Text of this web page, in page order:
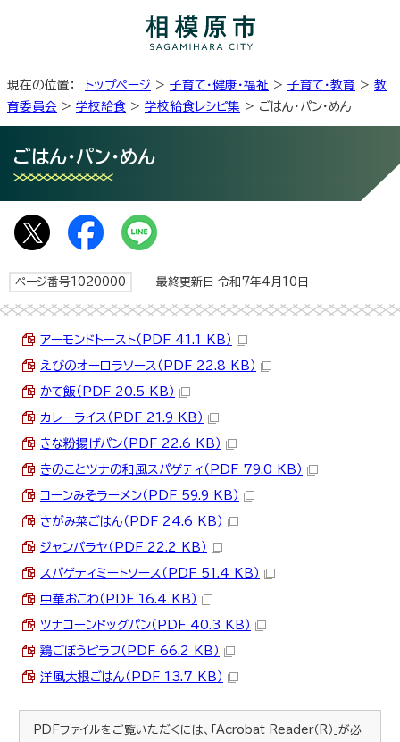
現在の位置： トップページ > 子育て・健康・福祉 > 子育て・教育 > 教
育委員会 > 学校給食 > 学校給食レシピ集 > ごはん・パン・めん
ごはん・パン・めん
ページ番号1020000 最終更新日 令和7年4月10日
アーモンドトースト（PDF 41.1 KB）
えびのオーロラソース（PDF 22.8 KB）
かて飯（PDF 20.5 KB）
カレーライス（PDF 21.9 KB）
きな粉揚げパン（PDF 22.6 KB）
きのことツナの和風スパゲティ（PDF 79.0 KB）
コーンみそラーメン（PDF 59.9 KB）
さがみ菜ごはん（PDF 24.6 KB）
ジャンバラヤ（PDF 22.2 KB）
スパゲティミートソース（PDF 51.4 KB）
中華おこわ（PDF 16.4 KB）
ツナコーンドッグパン（PDF 40.3 KB）
鶏ごぼうピラフ（PDF 66.2 KB）
洋風大根ごはん（PDF 13.7 KB）
PDFファイルをご覧いただくには、「Acrobat Reader（R）」が必